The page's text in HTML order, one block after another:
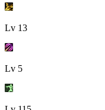
Lv 13
Lv 5